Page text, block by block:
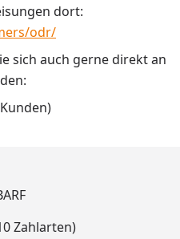
dort:
odr/
sich auch gerne direkt an
Zahlarten)